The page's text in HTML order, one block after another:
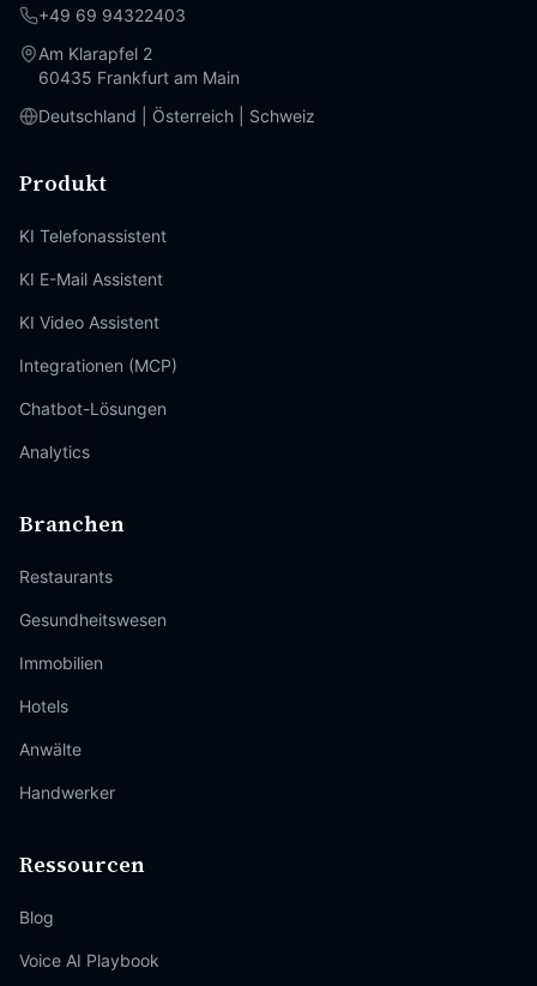
+49 69 94322403
Am Klarapfel 2
60435 Frankfurt am Main
Deutschland | Österreich | Schweiz
Produkt
KI Telefonassistent
KI E-Mail Assistent
KI Video Assistent
Integrationen (MCP)
Chatbot-Lösungen
Analytics
Branchen
Restaurants
Gesundheitswesen
Immobilien
Hotels
Anwälte
Handwerker
Ressourcen
Blog
Voice AI Playbook